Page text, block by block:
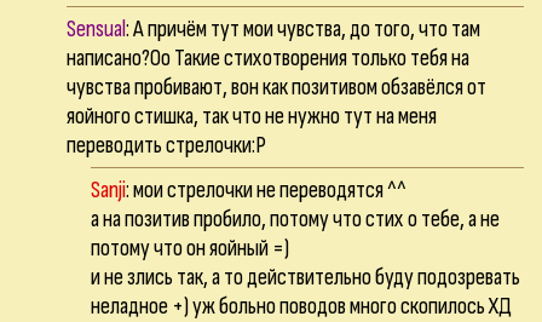
Sensual: А причём тут мои чувства, до того, что там
написано?Оо Такие стихотворения только тебя на
чувства пробивают, вон как позитивом обзавёлся от
яойного стишка, так что не нужно тут на меня
переводить стрелочки:Р
Sanji: мои стрелочки не переводятся ^^
а на позитив пробило, потому что стих о тебе, а не
потому что он яойный =)
и не злись так, а то действительно буду подозревать
неладное +) уж больно поводов много скопилось ХД